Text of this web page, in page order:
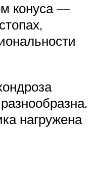
конуса —
нагружена